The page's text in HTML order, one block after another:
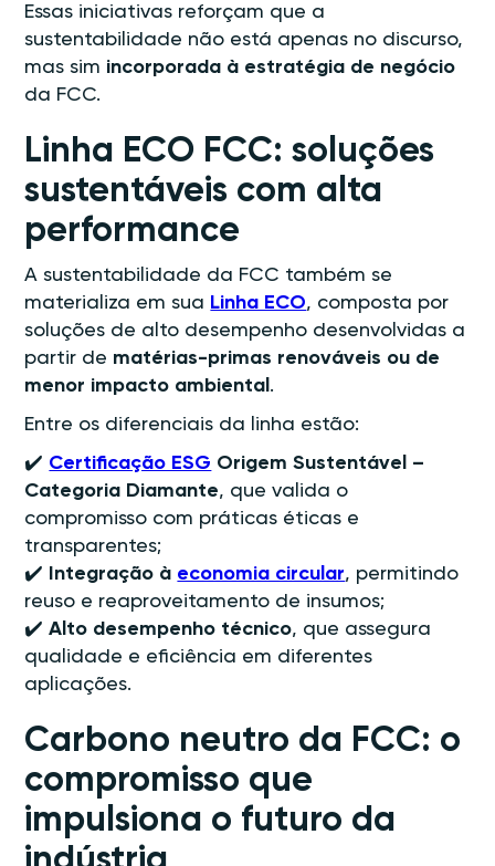
Essas iniciativas reforçam que a
sustentabilidade não está apenas no discurso,
mas sim incorporada à estratégia de negócio
da FCC.
Linha ECO FCC: soluções
sustentáveis com alta
performance
A sustentabilidade da FCC também se
materializa em sua Linha ECO, composta por
soluções de alto desempenho desenvolvidas a
partir de matérias-primas renováveis ou de
menor impacto ambiental .
Entre os diferenciais da linha estão:
✔️ Certificação ESG Origem Sustentável –
Categoria Diamante, que valida o
compromisso com práticas éticas e
transparentes;
✔️
Integração à economia circular, permitindo
reuso e reaproveitamento de insumos;
✔️Alto desempenho técnico, que assegura
qualidade e eficiência em diferentes
aplicações.
Carbono neutro da FCC: o
compromisso que
impulsiona o futuro da